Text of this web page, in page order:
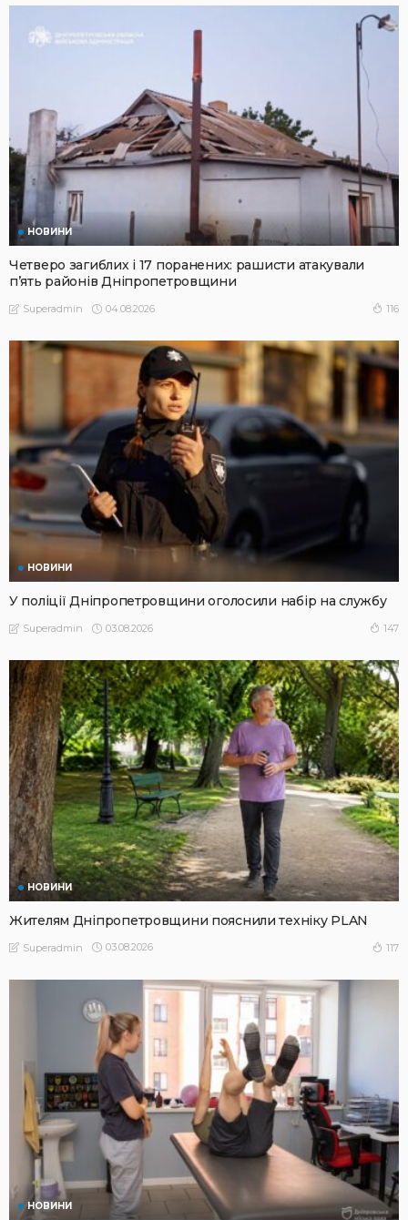
НОВИНИ
Четверо загиблих і 17 поранених: рашисти атакували
п’ять районів Дніпропетровщини
Superadmin 04.08.2026 116
НОВИНИ
У поліції Дніпропетровщини оголосили набір на службу
Superadmin 03.08.2026 147
НОВИНИ
Жителям Дніпропетровщини пояснили техніку PLAN
Superadmin 03.08.2026 117
НОВИНИ